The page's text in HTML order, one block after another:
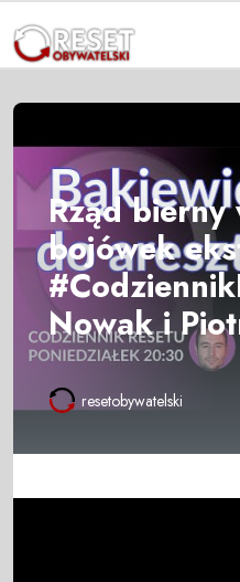
Rząd bierny
bojówek
Nowak i
resetobywatelski